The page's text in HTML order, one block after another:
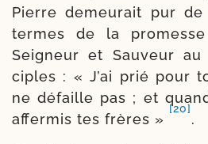
Pierre demeu­rait pur
termes de la
Seigneur et Sauveur
ciples : « J’ai prié pour
ne défaille pas ; et
affer­mis tes frères »
[20]
.